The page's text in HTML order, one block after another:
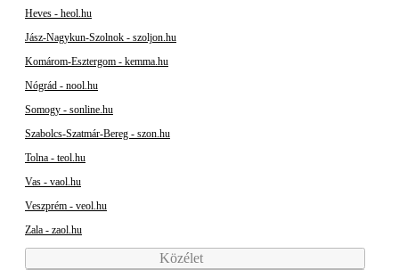
Heves - heol.hu
Jász-Nagykun-Szolnok - szoljon.hu
Komárom-Esztergom - kemma.hu
Nógrád - nool.hu
Somogy - sonline.hu
Szabolcs-Szatmár-Bereg - szon.hu
Tolna - teol.hu
Vas - vaol.hu
Veszprém - veol.hu
Zala - zaol.hu
Közélet